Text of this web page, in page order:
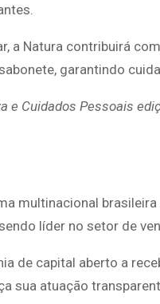
a Natura contribuirá
garantindo
e Cuidados Pessoais
multinacional
líder no setor de
de capital aberto a
sua atuação